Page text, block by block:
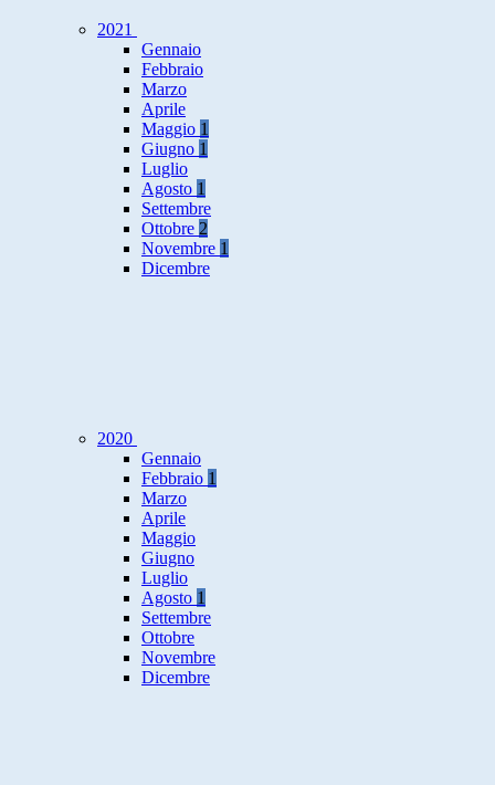
2021
Gennaio
Febbraio
Marzo
Aprile
Maggio 1
Giugno 1
Luglio
Agosto 1
Settembre
Ottobre 2
Novembre 1
Dicembre
2020
Gennaio
Febbraio 1
Marzo
Aprile
Maggio
Giugno
Luglio
Agosto 1
Settembre
Ottobre
Novembre
Dicembre